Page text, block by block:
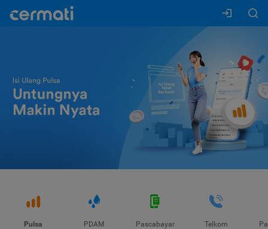
Pulsa PDAM Pascabayar Telkom